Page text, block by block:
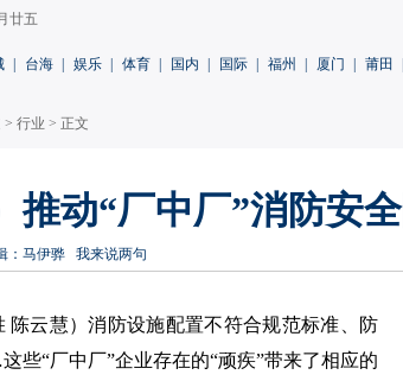
廿五
台海 娱乐 体育 国内 国际 福州 厦门 莆田
> 行业 > 正文
推动“厂中厂”消防安
：马伊骅 我来说两句
陈云慧）消防设施配置不符合规范标准、防
“厂中厂”企业存在的“顽疾”带来了相应的